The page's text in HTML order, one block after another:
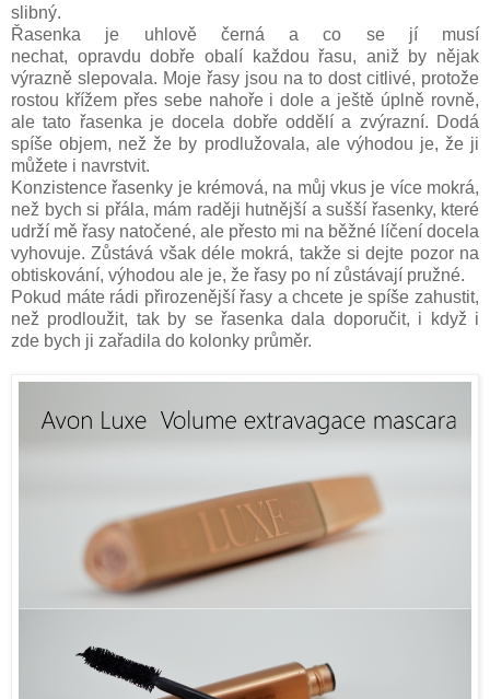
slibný.
Řasenka je uhlově černá a co se jí musí
nechat, opravdu dobře obalí každou řasu, aniž by nějak
výrazně slepovala. Moje řasy jsou na to dost citlivé, protože
rostou křížem přes sebe nahoře i dole a ještě úplně rovně,
ale tato řasenka je docela dobře oddělí a zvýrazní. Dodá
spíše objem, než že by prodlužovala, ale výhodou je, že ji
můžete i navrstvit.
Konzistence řasenky je krémová, na můj vkus je více mokrá,
než bych si přála, mám raději hutnější a sušší řasenky, které
udrží mě řasy natočené, ale přesto mi na běžné líčení docela
vyhovuje. Zůstává však déle mokrá, takže si dejte pozor na
obtiskování, výhodou ale je, že řasy po ní zůstávají pružné.
Pokud máte rádi přirozenější řasy a chcete je spíše zahustit,
než prodloužit, tak by se řasenka dala doporučit, i když i
zde bych ji zařadila do kolonky průměr.